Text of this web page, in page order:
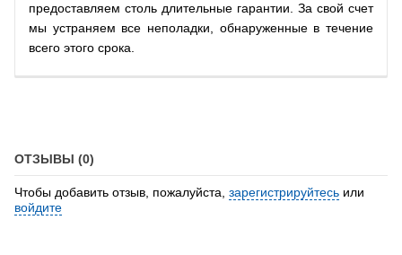
предоставляем столь длительные гарантии. За свой счет
мы устраняем все неполадки, обнаруженные в течение
всего этого срока.
ОТЗЫВЫ (0)
Чтобы добавить отзыв, пожалуйста, зарегистрируйтесь или
войдите